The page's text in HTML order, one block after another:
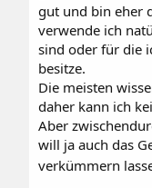
gut und bin eher
verwende ich
sind oder für die
besitze.
Die meisten
daher kann ich
Aber
will ja auch das
verkümmern